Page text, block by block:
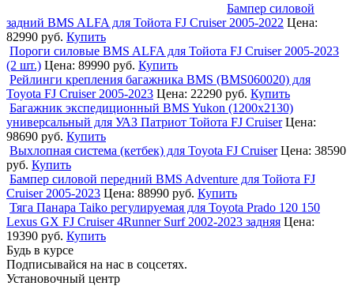
Бампер силовой
задний BMS ALFA для Тойота FJ Cruiser 2005-2022 Цена:
82990 руб. Купить
Пороги силовые BMS ALFA для Тойота FJ Cruiser 2005-2023
(2 шт.) Цена: 89990 руб. Купить
Рейлинги крепления багажника BMS (BMS060020) для
Toyota FJ Cruiser 2005-2023 Цена: 22290 руб. Купить
Багажник экспедиционный BMS Yukon (1200х2130)
универсальный для УАЗ Патриот Тойота FJ Cruiser Цена:
98690 руб. Купить
Выхлопная система (кетбек) для Toyota FJ Cruiser Цена: 38590
руб. Купить
Бампер силовой передний BMS Adventure для Тойота FJ
Cruiser 2005-2023 Цена: 88990 руб. Купить
Тяга Панара Taiko регулируемая для Toyota Prado 120 150
Lexus GX FJ Cruiser 4Runner Surf 2002-2023 задняя Цена:
19390 руб. Купить
Будь в курсе
Подписывайся на нас в соцсетях.
Установочный центр